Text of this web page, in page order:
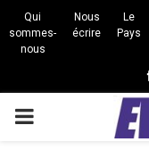
Qui
sommes-
nous
Nous
écrire
Le
Pays
PRIMARY